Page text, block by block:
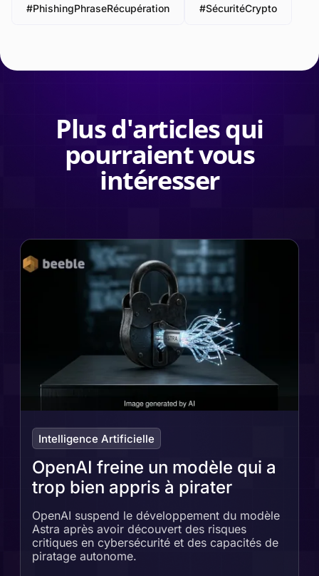
#PhishingPhraseRécupération #SécuritéCrypto
Plus d'articles qui
pourraient vous
intéresser
Intelligence Artificielle
OpenAI freine un modèle qui a
trop bien appris à pirater
OpenAI suspend le développement du modèle
Astra après avoir découvert des risques
critiques en cybersécurité et des capacités de
piratage autonome.